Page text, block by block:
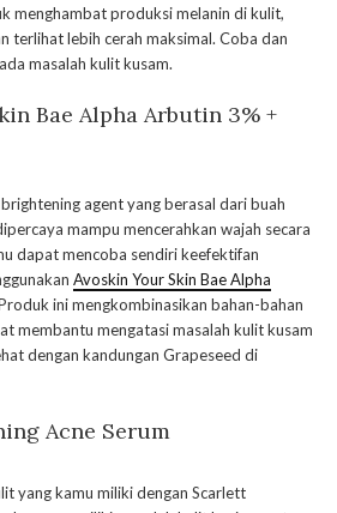
menghambat produksi melanin di kulit,
terlihat lebih cerah maksimal. Coba dan
masalah kulit kusam.
Bae Alpha Arbutin 3% +
agent yang berasal dari buah
mampu mencerahkan wajah secara
dapat mencoba sendiri keefektifan
Avoskin Your Skin Bae Alpha
ini mengkombinasikan bahan-bahan
membantu mengatasi masalah kulit kusam
dengan kandungan Grapeseed di
Acne Serum
yang kamu miliki dengan Scarlett